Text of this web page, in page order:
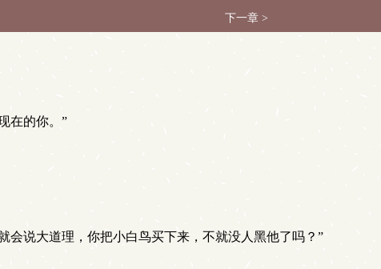
下一章 >
在的你。”
会说大道理，你把小白鸟买下来，不就没人黑他了吗？”